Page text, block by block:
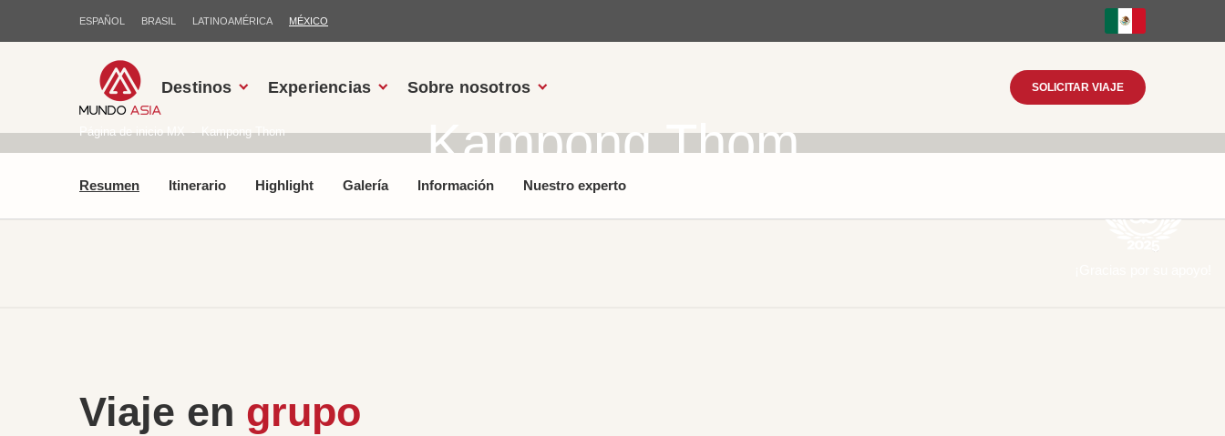
ESPAÑOL BRASIL LATINOAMÉRICA MÉXICO
Destinos Experiencias Sobre nosotros SOLICITAR VIAJE
Kampong Thom
Página de inicio MX Kampong Thom
Resumen Itinerario Highlight Galería Información Nuestro experto
Viaje en grupo